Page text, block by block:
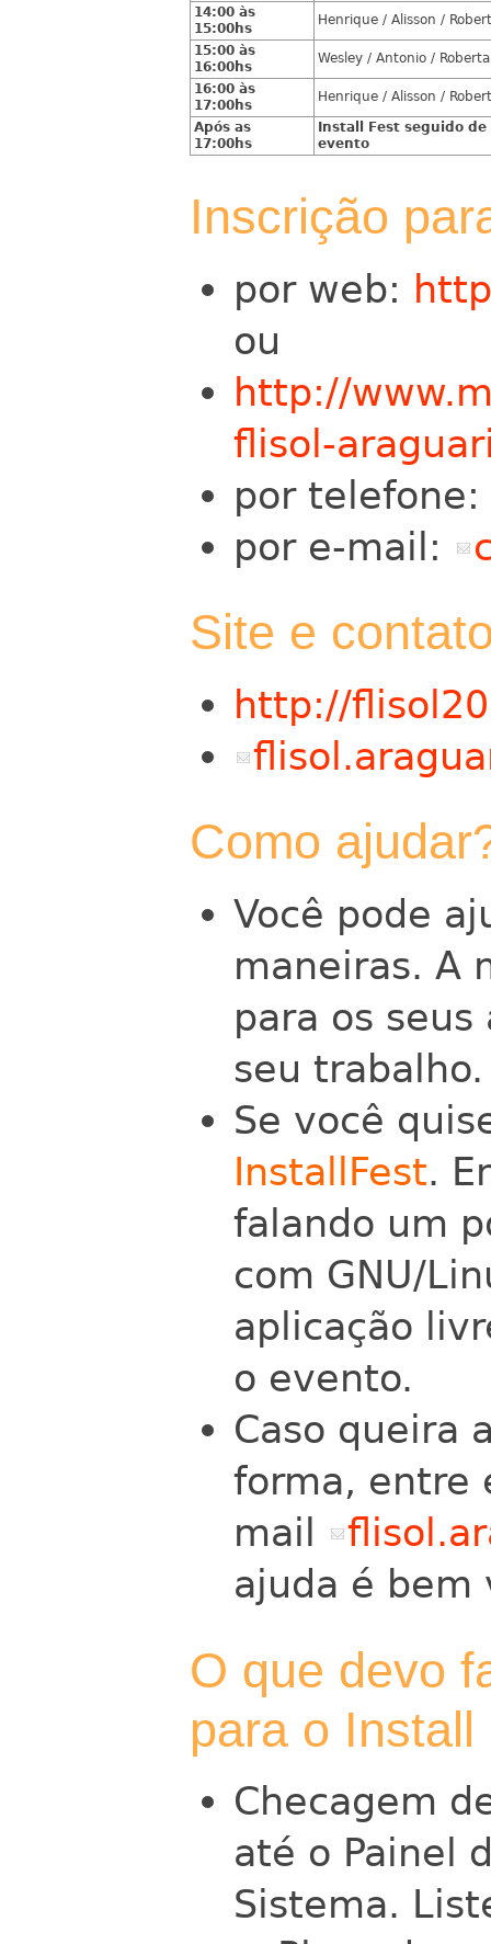
14:00 às
15:00hs
Henrique / Alisson /
15:00 às
16:00hs
Wesley / Antonio /
16:00 às
17:00hs
Henrique / Alisson /
Após as
17:00hs
Install Fest seguido
evento
Inscrição
por web:
ou
http://
flisol-
por
por e-mail:
Site e
http://
Como
Você pode
maneiras. A
para os
seu trabalho.
Se você
InstallFest.
falando um
com GNU/
aplicação
o evento.
Caso queira
forma, entre
mail
ajuda é bem
O que devo
para o Install
Checagem
até o Painel
Sistema.